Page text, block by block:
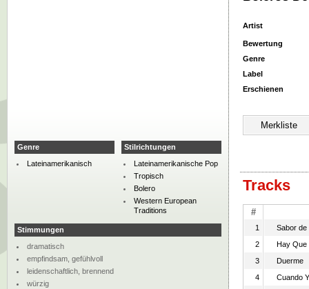
Artist
Bewertung
Genre
Label
Erschienen
Tracks
#
1
Sabor de
2
Hay Que
3
Duerme
4
Cuando
Genre
Lateinamerikanisch
Stilrichtungen
Lateinamerikanische Pop
Tropisch
Bolero
Western European
Traditions
Stimmungen
dramatisch
empfindsam, gefühlvoll
leidenschaftlich, brennend
würzig